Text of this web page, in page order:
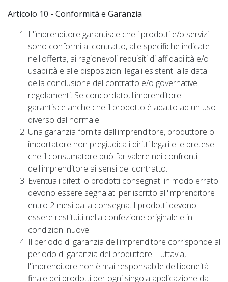
Articolo 10 - Conformità e Garanzia
L'imprenditore garantisce che i prodotti e/o servizi
sono conformi al contratto, alle specifiche indicate
nell'offerta, ai ragionevoli requisiti di affidabilità e/o
usabilità e alle disposizioni legali esistenti alla data
della conclusione del contratto e/o governative
regolamenti. Se concordato, l'imprenditore
garantisce anche che il prodotto è adatto ad un uso
diverso dal normale.
Una garanzia fornita dall'imprenditore, produttore o
importatore non pregiudica i diritti legali e le pretese
che il consumatore può far valere nei confronti
dell'imprenditore ai sensi del contratto.
Eventuali difetti o prodotti consegnati in modo errato
devono essere segnalati per iscritto all'imprenditore
entro 2 mesi dalla consegna. I prodotti devono
essere restituiti nella confezione originale e in
condizioni nuove.
Il periodo di garanzia dell'imprenditore corrisponde al
periodo di garanzia del produttore. Tuttavia,
l'imprenditore non è mai responsabile dell'idoneità
finale dei prodotti per ogni singola applicazione da